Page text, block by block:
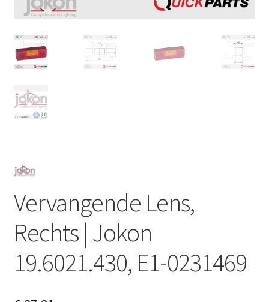
Vervangende Lens,
Rechts | Jokon
19.6021.430, E1-0231469